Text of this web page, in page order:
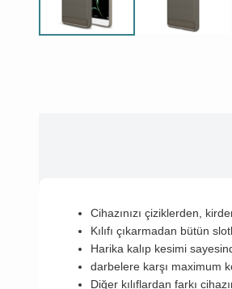
Cihazınızı çiziklerden,
Kılıfı çıkarmadan bütün
Harika kalıp kesimi
darbelere karşı maximum
Diğer kılıflardan farkı